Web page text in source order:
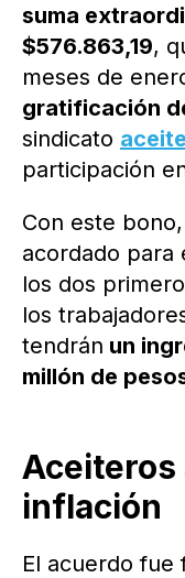
suma
$576.863,19,
meses de
gratificación
sindicato
participación
Con este
acordado para
los dos
los
tendrán un
millón de
Aceiteros
inflación
El acuerdo fue